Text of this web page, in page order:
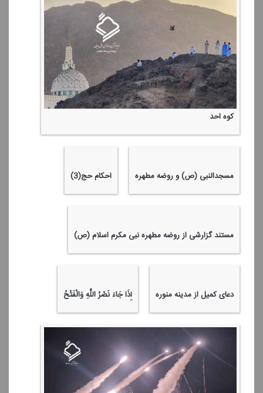
كوه احد
مسجدالنبی (ص) و روضه مطهره احكام حج(3)
مستند گزارشی از روضه مطهره نبی مكرم اسلام (ص)
دعای كمیل از مدینه منوره إِذَا جَاءَ نَصْرُ اللَّهِ وَالْفَتْحُ